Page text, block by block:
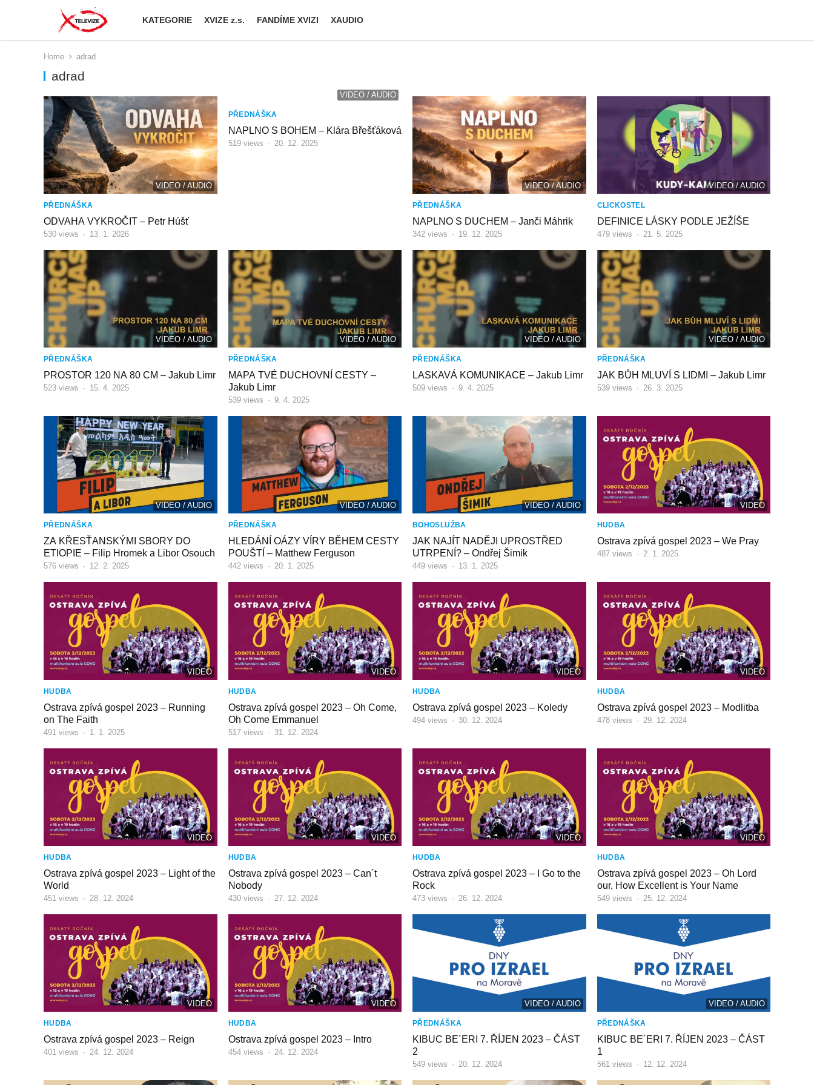
KATEGORIE XVIZE z.s. FANDÍME XVIZI XAUDIO
Home adrad
adrad
VIDEO / AUDIO
PŘEDNÁŠKA
ODVAHA VYKROČIT – Petr Húšť
530 views · 13. 1. 2026
VIDEO / AUDIO
PŘEDNÁŠKA
NAPLNO S BOHEM – Klára Břešťáková
519views · 20. 12. 2025
VIDEO / AUDIO
PŘEDNÁŠKA
NAPLNO S DUCHEM – Janči Máhrik
342 views · 19. 12. 2025
VIDEO / AUDIO
CLICKOSTEL
DEFINICE LÁSKY PODLE JEŽÍŠE
479views · 21. 5. 2025
VIDEO / AUDIO
PŘEDNÁŠKA
PROSTOR 120 NA 80 CM – Jakub Limr
523 views · 15. 4. 2025
VIDEO / AUDIO
PŘEDNÁŠKA
MAPA TVÉ DUCHOVNÍ CESTY –
Jakub Limr
539views · 9. 4. 2025
VIDEO / AUDIO
PŘEDNÁŠKA
LASKAVÁ KOMUNIKACE – Jakub Limr
509 views · 9. 4. 2025
VIDEO / AUDIO
PŘEDNÁŠKA
JAK BŮH MLUVÍ S LIDMI – Jakub Limr
539views · 26. 3. 2025
VIDEO / AUDIO
PŘEDNÁŠKA
ZA KŘESŤANSKÝMI SBORY DO
ETIOPIE – Filip Hromek a Libor Osouch
576 views · 12. 2. 2025
VIDEO / AUDIO
PŘEDNÁŠKA
HLEDÁNÍ OÁZY VÍRY BĚHEM CESTY
POUŠTÍ – Matthew Ferguson
442views · 20. 1. 2025
VIDEO / AUDIO
BOHOSLUŽBA
JAK NAJÍT NADĚJI UPROSTŘED
UTRPENÍ? – Ondřej Šimik
449 views · 13. 1. 2025
VIDEO
HUDBA
Ostrava zpívá gospel 2023 – We Pray
487views · 2. 1. 2025
VIDEO
HUDBA
Ostrava zpívá gospel 2023 – Running
on The Faith
491 views · 1. 1. 2025
VIDEO
HUDBA
Ostrava zpívá gospel 2023 – Oh Come,
Oh Come Emmanuel
517views · 31. 12. 2024
VIDEO
HUDBA
Ostrava zpívá gospel 2023 – Koledy
494 views · 30. 12. 2024
VIDEO
HUDBA
Ostrava zpívá gospel 2023 – Modlitba
478views · 29. 12. 2024
VIDEO
HUDBA
Ostrava zpívá gospel 2023 – Light of the
World
451 views · 28. 12. 2024
VIDEO
HUDBA
Ostrava zpívá gospel 2023 – Can´t
Nobody
430views · 27. 12. 2024
VIDEO
HUDBA
Ostrava zpívá gospel 2023 – I Go to the
Rock
473 views · 26. 12. 2024
VIDEO
HUDBA
Ostrava zpívá gospel 2023 – Oh Lord
our, How Excellent is Your Name
549views · 25. 12. 2024
VIDEO
HUDBA
Ostrava zpívá gospel 2023 – Reign
401 views · 24. 12. 2024
VIDEO
HUDBA
Ostrava zpívá gospel 2023 – Intro
454views · 24. 12. 2024
VIDEO / AUDIO
PŘEDNÁŠKA
KIBUC BE´ERI 7. ŘÍJEN 2023 – ČÁST
2
549 views · 20. 12. 2024
VIDEO / AUDIO
PŘEDNÁŠKA
KIBUC BE´ERI 7. ŘÍJEN 2023 – ČÁST
1
561 views · 12. 12. 2024